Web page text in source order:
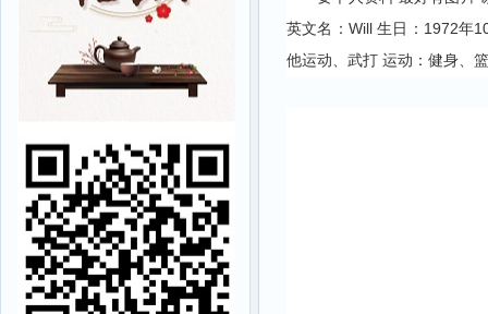
英文名：Will 生日：1972年
他运动、武打 运动：健身、